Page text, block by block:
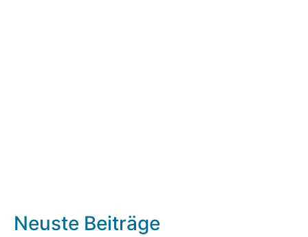
Neuste Beiträge